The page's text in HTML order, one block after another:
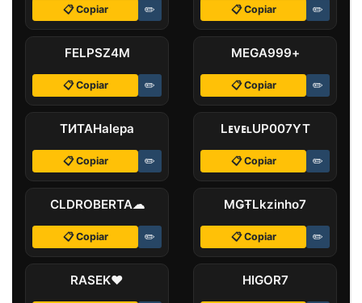
📋 Copiar ✏️ 📋 Copiar ✏️
FELPЅZㅤ4M
📋 Copiar ✏️
MEGAㅤ999+ㅤㅤ
📋 Copiar ✏️
ТИТАНㅤalepa
📋 Copiar ✏️
LᴇᴠᴇʟUP007YT
📋 Copiar ✏️
CLDㅤROBERTA☁
📋 Copiar ✏️
MǤŦㅤLkzinho7
📋 Copiar ✏️
ㅤRASEKㅤ♥ HIGORㅤㅤㅤㅤ7